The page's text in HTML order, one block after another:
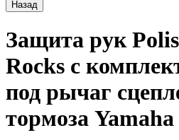
Назад
Защита рук
Rocks с
под рычаг
тормоза Yamaha